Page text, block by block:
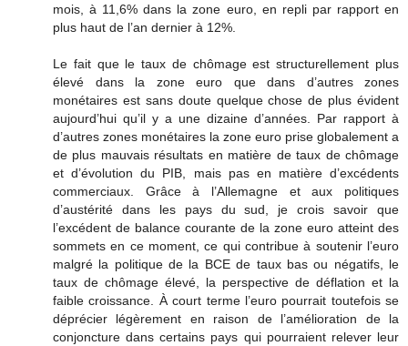
mois, à 11,6% dans la zone euro, en repli par rapport en
plus haut de l’an dernier à 12%.
Le fait que le taux de chômage est structurellement plus
élevé dans la zone euro que dans d’autres zones
monétaires est sans doute quelque chose de plus évident
aujourd’hui qu’il y a une dizaine d’années. Par rapport à
d’autres zones monétaires la zone euro prise globalement a
de plus mauvais résultats en matière de taux de chômage
et d’évolution du PIB, mais pas en matière d’excédents
commerciaux. Grâce à l’Allemagne et aux politiques
d’austérité dans les pays du sud, je crois savoir que
l’excédent de balance courante de la zone euro atteint des
sommets en ce moment, ce qui contribue à soutenir l’euro
malgré la politique de la BCE de taux bas ou négatifs, le
taux de chômage élevé, la perspective de déflation et la
faible croissance. À court terme l’euro pourrait toutefois se
déprécier légèrement en raison de l’amélioration de la
conjoncture dans certains pays qui pourraient relever leur